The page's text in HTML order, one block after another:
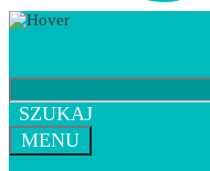
SZUKAJ
MENU